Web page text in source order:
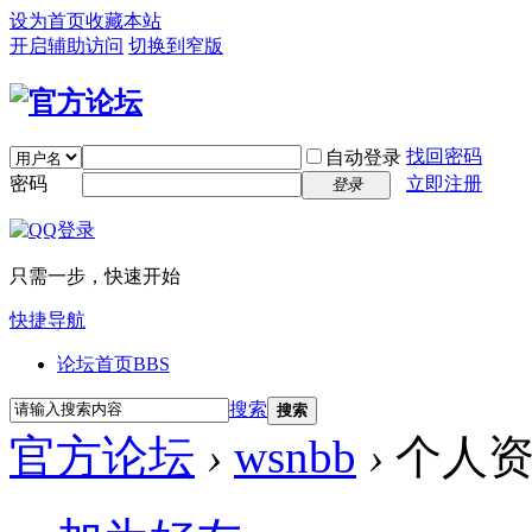
设为首页收藏本站
开启辅助访问 切换到窄版
自动登录 找回密码
密码
登录 立即注册
只需一步，快速开始
快捷导航
论坛首页BBS
搜索 搜索
官方论坛 › wsnbb › 个人